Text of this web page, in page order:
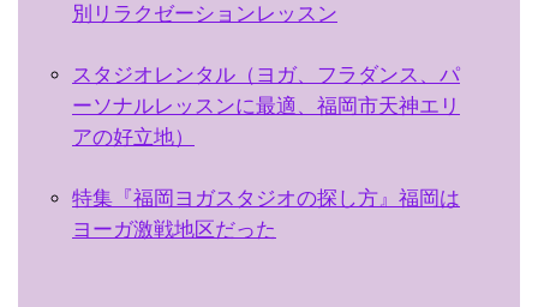
別リラクゼーションレッスン
スタジオレンタル（ヨガ、フラダンス、パ
ーソナルレッスンに最適、福岡市天神エリ
アの好立地）
特集『福岡ヨガスタジオの探し方』福岡は
ヨーガ激戦地区だった